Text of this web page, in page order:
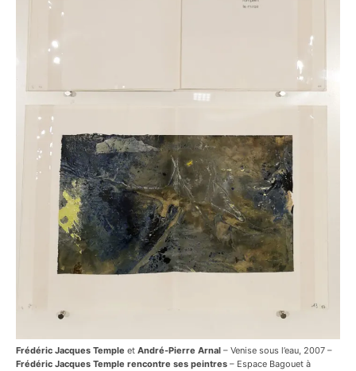
Frédéric Jacques Temple et André-Pierre Arnal – Venise sous l’eau, 2007 –
Frédéric Jacques Temple rencontre ses peintres – Espace Bagouet à